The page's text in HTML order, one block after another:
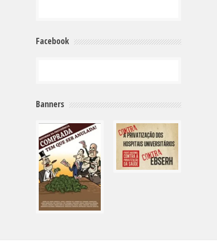
Facebook
Banners